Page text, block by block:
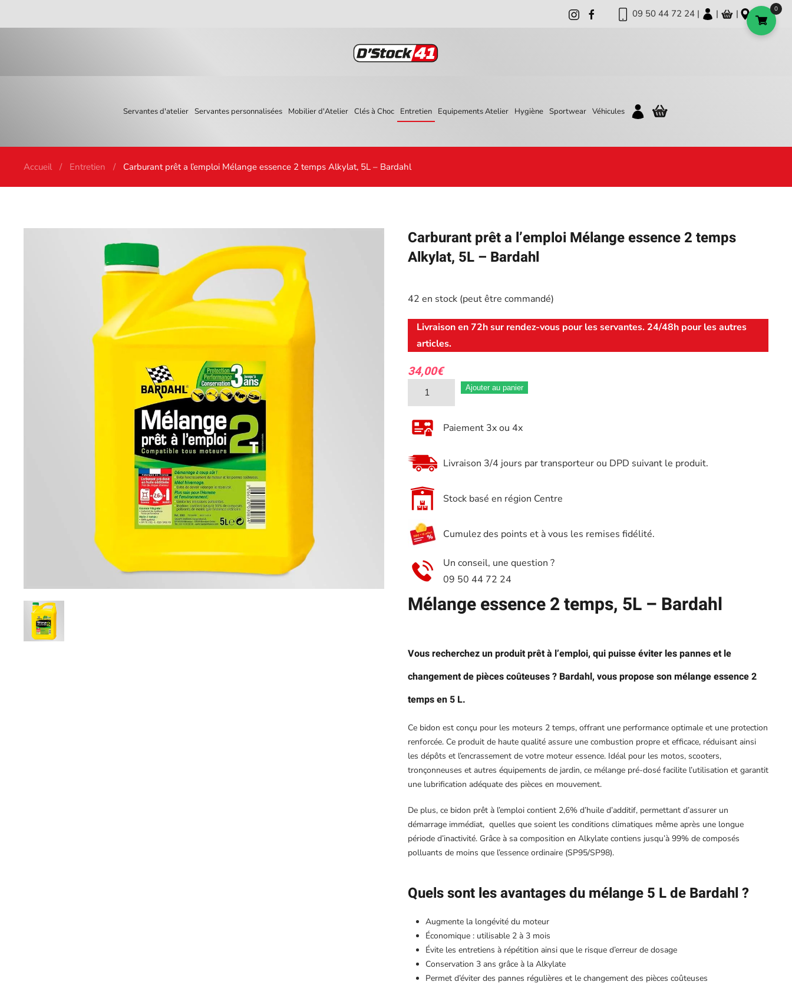
09 50 44 72 24 | | |
Servantes d'atelier Servantes personnalisées Mobilier d'Atelier Clés à Choc Entretien Equipements Atelier Hygiène Sportwear Véhicules
Accueil Entretien Carburant prêt a l’emploi Mélange essence 2 temps Alkylat, 5L – Bardahl
Carburant prêt a l’emploi Mélange essence 2 temps
Alkylat, 5L – Bardahl
42 en stock (peut être commandé)
Livraison en 72h sur rendez-vous pour les servantes. 24/48h pour les autres
articles.
34,00€
quantité
de
Carburant
prêt
l'emploi
Mélange
essence
temps
5L
Bardahl
Ajouter au panier
Paiement 3x ou 4x
Livraison 3/4 jours par transporteur ou DPD suivant le produit.
Stock basé en région Centre
Cumulez des points et à vous les remises fidélité.
Un conseil, une question ?
09 50 44 72 24
Mélange essence 2 temps, 5L – Bardahl
Vous recherchez un produit prêt à l’emploi, qui puisse éviter les pannes et le
changement de pièces coûteuses ? Bardahl, vous propose son mélange essence 2
temps en 5 L.
Ce bidon est conçu pour les moteurs 2 temps, offrant une performance optimale et une protection
renforcée. Ce produit de haute qualité assure une combustion propre et efficace, réduisant ainsi
les dépôts et l’encrassement de votre moteur essence. Idéal pour les motos, scooters,
tronçonneuses et autres équipements de jardin, ce mélange pré-dosé facilite l’utilisation et garantit
une lubrification adéquate des pièces en mouvement.
De plus, ce bidon prêt à l’emploi contient 2,6% d’huile d’additif, permettant d’assurer un
démarrage immédiat, quelles que soient les conditions climatiques même après une longue
période d’inactivité. Grâce à sa composition en Alkylate contiens jusqu’à 99% de composés
polluants de moins que l’essence ordinaire (SP95/SP98).
Quels sont les avantages du mélange 5 L de Bardahl ?
Augmente la longévité du moteur
Économique : utilisable 2 à 3 mois
Évite les entretiens à répétition ainsi que le risque d’erreur de dosage
Conservation 3 ans grâce à la Alkylate
Permet d’éviter des pannes régulières et le changement des pièces coûteuses
0